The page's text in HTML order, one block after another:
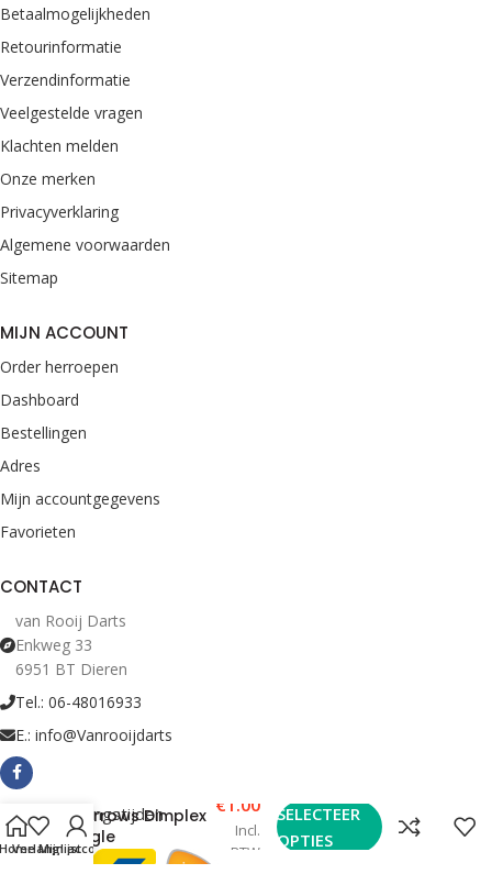
Betaalmogelijkheden
Retourinformatie
Verzendinformatie
Veelgestelde vragen
Klachten melden
Onze merken
Privacyverklaring
Algemene voorwaarden
Sitemap
MIJN ACCOUNT
Order herroepen
Dashboard
Bestellingen
Adres
Mijn accountgegevens
Favorieten
CONTACT
van Rooij Darts
Enkweg 33
6951 BT Dieren
Tel.: 06-48016933
E.: info@Vanrooijdarts
Bekijk Openingstijden
Harrows Dimplex
Eagle
€ 1.00
Incl.
BTW
SELECTEER
OPTIES
Verlanglijst
Mijn account